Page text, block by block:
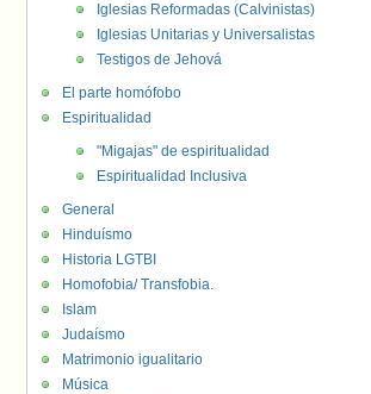
Iglesias Reformadas (Calvinistas)
Iglesias Unitarias y Universalistas
Testigos de Jehová
El parte homófobo
Espiritualidad
"Migajas" de espiritualidad
Espiritualidad Inclusiva
General
Hinduísmo
Historia LGTBI
Homofobia/ Transfobia.
Islam
Judaísmo
Matrimonio igualitario
Música